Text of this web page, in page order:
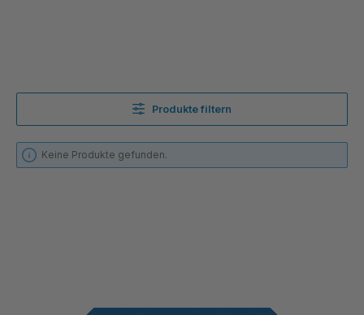
Produkte filtern
Keine Produkte gefunden.